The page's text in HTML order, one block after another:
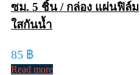
ซม. 5 ชิ้น / กล่อง แผ่นฟิล์ม
ใสกันน้ำ
85 ฿
Read more